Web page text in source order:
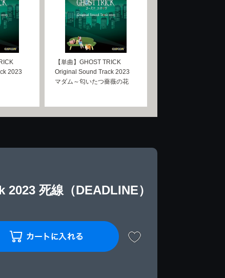
2023
【単曲】GHOST TRICK
Original Sound Track 2023
マダム～匂いたつ薔薇の花
死線（DEADLINE）